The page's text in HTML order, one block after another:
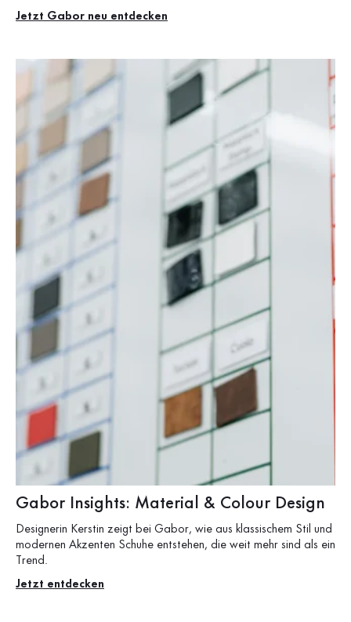
Jetzt Gabor neu entdecken
Gabor Insights: Material & Colour Design
Designerin Kerstin zeigt bei Gabor, wie aus klassischem Stil und
modernen Akzenten Schuhe entstehen, die weit mehr sind als ein
Trend.
Jetzt entdecken